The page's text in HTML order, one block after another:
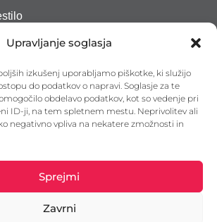
Upravljanje soglasja
izkušenj uporabljamo piškotke, ki služijo
do podatkov o napravi. Soglasje za te
obdelavo podatkov, kot so vedenje pri
ID-ji, na tem spletnem mestu. Neprivolitev ali
negativno vpliva na nekatere zmožnosti in
Sprejmi
Zavrni
značaja (IJZ)
za dobavitelje (STS)